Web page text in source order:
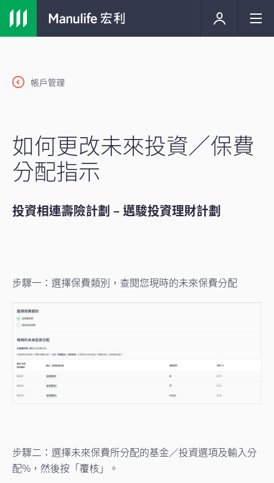
帳戶管理
如何更改未來投資／保費
分配指示
投資相連壽險計劃 – 邁駿投資理財計劃
步驟一：選擇保費類別，查閱您現時的未來保費分配
步驟二：選擇未來保費所分配的基金／投資選項及輸入分
配%，然後按「覆核」。